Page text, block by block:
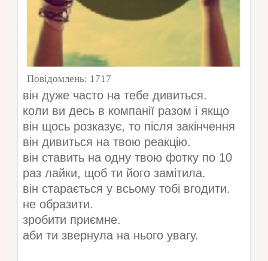
Повідомлень: 1717
він дуже часто на тебе дивиться.
коли ви десь в компанії разом і якщо
він щось розказує, то після закінчення
він дивиться на твою реакцію.
він ставить на одну твою фотку по 10
раз лайки, щоб ти його замітила.
він старається у всьому тобі вгодити.
не образити.
зробити приємне.
аби ти звернула на нього увагу.